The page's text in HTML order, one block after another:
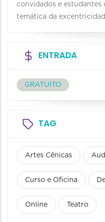
convidados e estudantes
temática da
ENTRADA
GRATUITO
TAG
Artes Cênicas
Curso e Oficina
Online Teatro